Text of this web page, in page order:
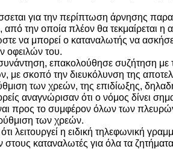
για την περίπτωση άρνησης
από την οποία πλέον θα τεκμαίρεται η
να μπορεί ο καταναλωτής να
οφειλών του.
επακολούθησε συζήτηση
με σκοπό την διευκόλυνση της
των χρεών, της επιδίωξης,
αναγνώρισαν ότι ο νόμος δίνει
προς το συμφέρον όλων των
των χρεών.
λειτουργεί η ειδική τηλεφωνική
καταναλωτές για όλα τα